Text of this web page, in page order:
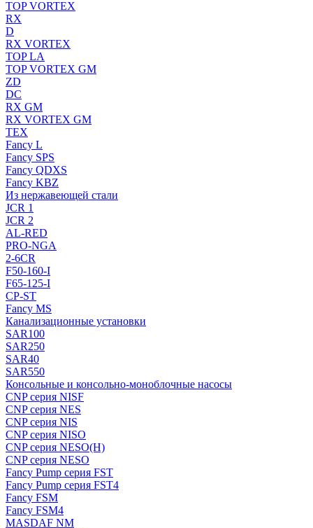
TOP VORTEX
RX
D
RX VORTEX
TOP LA
TOP VORTEX GM
ZD
DC
RX GM
RX VORTEX GM
TEX
Fancy L
Fancy SPS
Fancy QDXS
Fancy KBZ
Из нержавеющей стали
JCR 1
JCR 2
AL-RED
PRO-NGA
2-6CR
F50-160-I
F65-125-I
CP-ST
Fancy MS
Канализационные установки
SAR100
SAR250
SAR40
SAR550
Консольные и консольно-моноблочные насосы
CNP серия NISF
CNP серия NES
CNP серия NIS
CNP серия NISO
CNP серия NESO(H)
CNP серия NESO
Fancy Pump серия FST
Fancy Pump серия FST4
Fancy FSM
Fancy FSM4
MASDAF NM